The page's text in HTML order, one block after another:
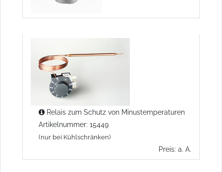
Relais zum Schutz von Minustemperaturen
Artikelnummer: 15449
(nur bei Kühlschränken)
Preis: a. A.